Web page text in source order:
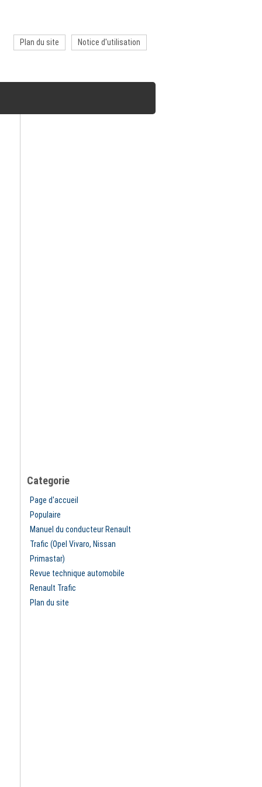
Notice d'utilisation
Plan du site
Categorie
Page d'accueil
Populaire
Manuel du conducteur Renault
Trafic (Opel Vivaro, Nissan
Primastar)
Revue technique automobile
Renault Trafic
Plan du site